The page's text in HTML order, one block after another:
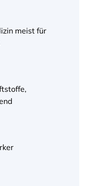
meist für